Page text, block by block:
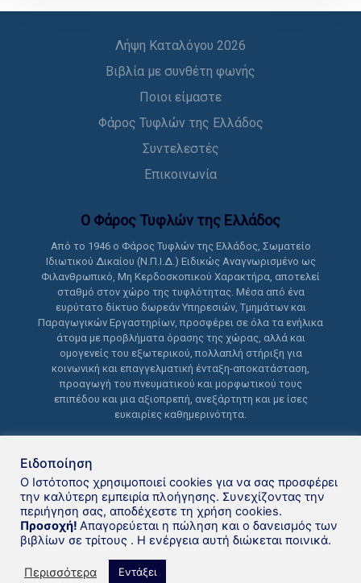
Λήψη Καταλόγου 2026
Βιβλία με συνθέτη φωνής
Ποιοι είμαστε
Φάρος Τυφλών της Ελλάδος
Συντελεστές
Επικοινωνία
Ο Φάρος Τυφλών της Ελλάδoς
Από το 1946 ο Φάρος Τυφλών της Ελλάδος, Σωματείο
Ιδιωτικού Δικαίου (Ν.Π.Ι.Δ.) Ειδικώς Αναγνωρισμένο ως
Φιλανθρωπικό, Μη Κερδοσκοπικού Χαρακτήρα, αποτελεί
σταθμό στον χώρο της τυφλότητας. Μέσα από ένα
ευρύτατο δίκτυο δωρεάν Υπηρεσιών, Τμημάτων και
Παραγωγικών Εργαστηρίων, προσφέρει σε όλα τα ενήλικα
άτομα με προβλήματα όρασης της χώρας, αλλά και
ομογενείς του εξωτερικού, πολλαπλή στήριξη για
κοινωνική και επαγγελματική ένταξη-αποκατάσταση,
προαγωγή του πνευματικού και μορφωτικού τους
επιπέδου και μια αξιοπρεπή, ανεξάρτητη και με ίσες
ευκαιρίες καθημερινότητα.
Δανειστική βιβλιοθήκη Φάρου
Τυφλών της Ελλάδoς © 2021
Ειδοποίηση
Ο Ιστότοπος χρησιμοποιεί cookies για να σας προσφέρει
την καλύτερη εμπειρία πλοήγησης. Συνεχίζοντας την
περιήγηση σας, αποδέχεστε τη χρήση cookies.
Προσοχή! Απαγορεύεται η πώληση και ο δανεισμός των
βιβλίων σε τρίτους . Η ενέργεια αυτή διώκεται ποινικά.
Περισσότερα Εντάξει